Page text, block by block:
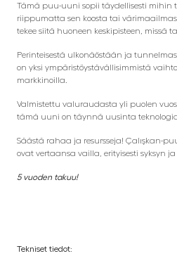
Tämä puu-uuni sopii täydellisesti mihin
riippumatta sen koosta tai
tekee siitä huoneen keskipisteen, missä
Perinteisestä ulkonäöstään ja
on yksi ympäristöystävällisimmistä
markkinoilla.
Valmistettu valuraudasta yli puolen
tämä uuni on täynnä uusinta
Säästä rahaa ja resursseja! Çalışkan-
ovat vertaansa vailla, erityisesti syksyn
5 vuoden takuu!
Tekniset tiedot: